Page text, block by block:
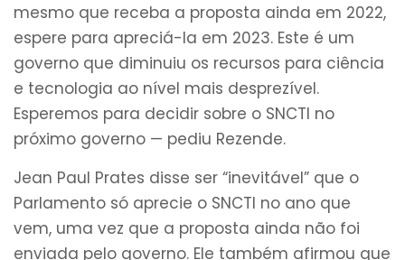
mesmo que receba a proposta ainda em 2022,
espere para apreciá-la em 2023. Este é um
governo que diminuiu os recursos para ciência
e tecnologia ao nível mais desprezível.
Esperemos para decidir sobre o SNCTI no
próximo governo — pediu Rezende.
Jean Paul Prates disse ser “inevitável” que o
Parlamento só aprecie o SNCTI no ano que
vem, uma vez que a proposta ainda não foi
enviada pelo governo. Ele também afirmou que